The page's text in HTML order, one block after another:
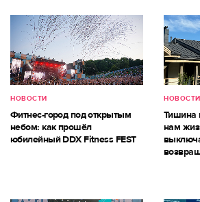
НОВОСТИ
Фитнес-город под открытым
небом: как прошёл
юбилейный DDX Fitness FEST
НОВОСТИ
Тишина
нам